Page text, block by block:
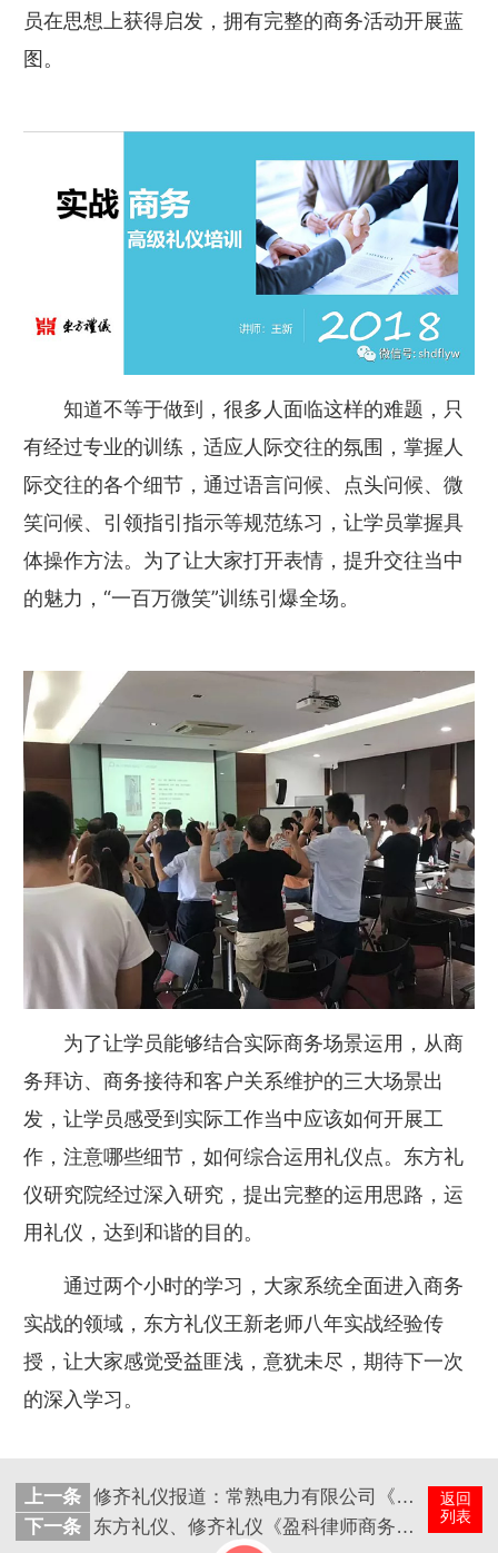
员在思想上获得启发，拥有完整的商务活动开展蓝
图。
知道不等于做到，很多人面临这样的难题，只
有经过专业的训练，适应人际交往的氛围，掌握人
际交往的各个细节，通过语言问候、点头问候、微
笑问候、引领指引指示等规范练习，让学员掌握具
体操作方法。为了让大家打开表情，提升交往当中
的魅力，“一百万微笑”训练引爆全场。
为了让学员能够结合实际商务场景运用，从商
务拜访、商务接待和客户关系维护的三大场景出
发，让学员感受到实际工作当中应该如何开展工
作，注意哪些细节，如何综合运用礼仪点。东方礼
仪研究院经过深入研究，提出完整的运用思路，运
用礼仪，达到和谐的目的。
通过两个小时的学习，大家系统全面进入商务
实战的领域，东方礼仪王新老师八年实战经验传
授，让大家感觉受益匪浅，意犹未尽，期待下一次
的深入学习。
返回
列表
上一条 修齐礼仪报道：常熟电力有限公司《商务礼仪》培训圆满结束！
下一条
东方礼仪、修齐礼仪《盈科律师商务礼仪培训》圆满结束